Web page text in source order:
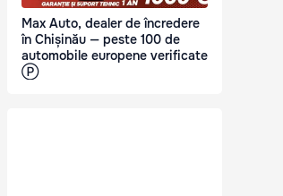
Max Auto, dealer de încredere
în Chișinău — peste 100 de
automobile europene verificate
Ⓟ